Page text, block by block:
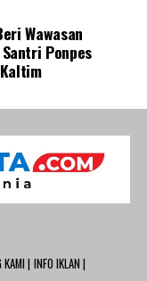
Wawasan
Ponpes
KAMI | INFO IKLAN |